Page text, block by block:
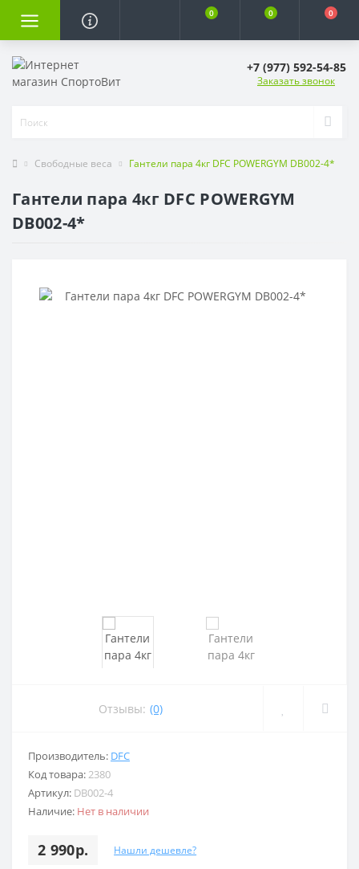
0 0 0
+7 (977) 592-54-85
Заказать звонок
Свободные веса Гантели пара 4кг DFC POWERGYM DB002-4*
Гантели пара 4кг DFC POWERGYM
DB002-4*
Отзывы: (0)
Производитель: DFC
Код товара:2380
Артикул: DB002-4
Наличие: Нет в наличии
2 990р. Нашли дешевле?